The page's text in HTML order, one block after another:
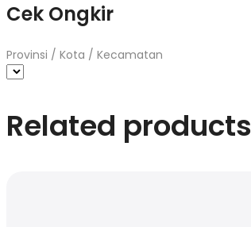
Cek Ongkir
Provinsi / Kota / Kecamatan
Related products